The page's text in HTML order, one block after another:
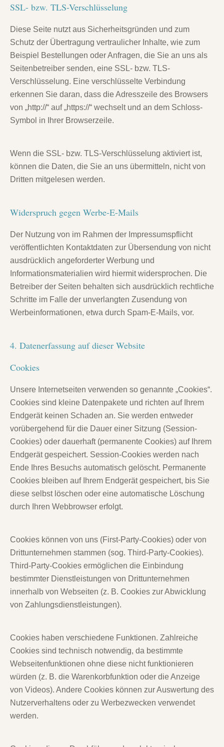
SSL- bzw. TLS-Verschlüsselung
Diese Seite nutzt aus Sicherheitsgründen und zum
Schutz der Übertragung vertraulicher Inhalte, wie zum
Beispiel Bestellungen oder Anfragen, die Sie an uns als
Seitenbetreiber senden, eine SSL- bzw. TLS-
Verschlüsselung. Eine verschlüsselte Verbindung
erkennen Sie daran, dass die Adresszeile des Browsers
von „http://“ auf „https://“ wechselt und an dem Schloss-
Symbol in Ihrer Browserzeile.
Wenn die SSL- bzw. TLS-Verschlüsselung aktiviert ist,
können die Daten, die Sie an uns übermitteln, nicht von
Dritten mitgelesen werden.
Widerspruch gegen Werbe-E-Mails
Der Nutzung von im Rahmen der Impressumspflicht
veröffentlichten Kontaktdaten zur Übersendung von nicht
ausdrücklich angeforderter Werbung und
Informationsmaterialien wird hiermit widersprochen. Die
Betreiber der Seiten behalten sich ausdrücklich rechtliche
Schritte im Falle der unverlangten Zusendung von
Werbeinformationen, etwa durch Spam-E-Mails, vor.
4. Datenerfassung auf dieser Website
Cookies
Unsere Internetseiten verwenden so genannte „Cookies“.
Cookies sind kleine Datenpakete und richten auf Ihrem
Endgerät keinen Schaden an. Sie werden entweder
vorübergehend für die Dauer einer Sitzung (Session-
Cookies) oder dauerhaft (permanente Cookies) auf Ihrem
Endgerät gespeichert. Session-Cookies werden nach
Ende Ihres Besuchs automatisch gelöscht. Permanente
Cookies bleiben auf Ihrem Endgerät gespeichert, bis Sie
diese selbst löschen oder eine automatische Löschung
durch Ihren Webbrowser erfolgt.
Cookies können von uns (First-Party-Cookies) oder von
Drittunternehmen stammen (sog. Third-Party-Cookies).
Third-Party-Cookies ermöglichen die Einbindung
bestimmter Dienstleistungen von Drittunternehmen
innerhalb von Webseiten (z. B. Cookies zur Abwicklung
von Zahlungsdienstleistungen).
Cookies haben verschiedene Funktionen. Zahlreiche
Cookies sind technisch notwendig, da bestimmte
Webseitenfunktionen ohne diese nicht funktionieren
würden (z. B. die Warenkorbfunktion oder die Anzeige
von Videos). Andere Cookies können zur Auswertung des
Nutzerverhaltens oder zu Werbezwecken verwendet
werden.